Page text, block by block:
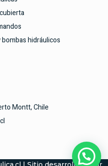
hidráulicos
Montt, Chile